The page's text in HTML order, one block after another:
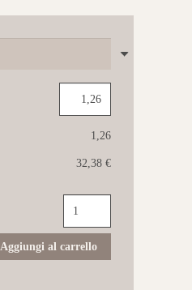
1,26
32,38 €
CORONA
Arkiquartz
30x60
Titanium
Aggiungi al carrello